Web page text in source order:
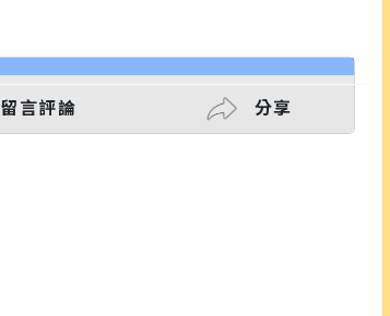
留言評論 分享